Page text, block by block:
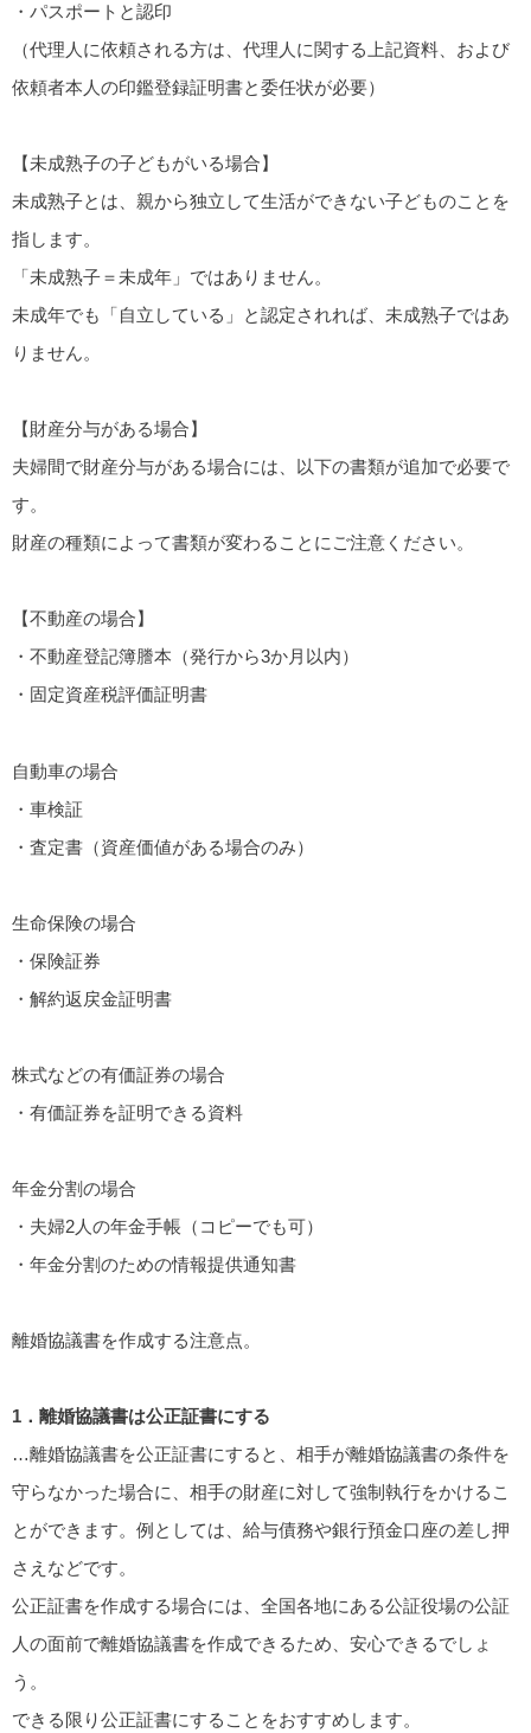
・パスポートと認印
（代理人に依頼される方は、代理人に関する上記資料、および
依頼者本人の印鑑登録証明書と委任状が必要）
【未成熟子の子どもがいる場合】
未成熟子とは、親から独立して生活ができない子どものことを
指します。
「未成熟子＝未成年」ではありません。
未成年でも「自立している」と認定されれば、未成熟子ではあ
りません。
【財産分与がある場合】
夫婦間で財産分与がある場合には、以下の書類が追加で必要で
す。
財産の種類によって書類が変わることにご注意ください。
【不動産の場合】
・不動産登記簿謄本（発行から3か月以内）
・固定資産税評価証明書
自動車の場合
・車検証
・査定書（資産価値がある場合のみ）
生命保険の場合
・保険証券
・解約返戻金証明書
株式などの有価証券の場合
・有価証券を証明できる資料
年金分割の場合
・夫婦2人の年金手帳（コピーでも可）
・年金分割のための情報提供通知書
離婚協議書を作成する注意点。
1．離婚協議書は公正証書にする
…離婚協議書を公正証書にすると、相手が離婚協議書の条件を
守らなかった場合に、相手の財産に対して強制執行をかけるこ
とができます。例としては、給与債務や銀行預金口座の差し押
さえなどです。
公正証書を作成する場合には、全国各地にある公証役場の公証
人の面前で離婚協議書を作成できるため、安心できるでしょ
う。
できる限り公正証書にすることをおすすめします。